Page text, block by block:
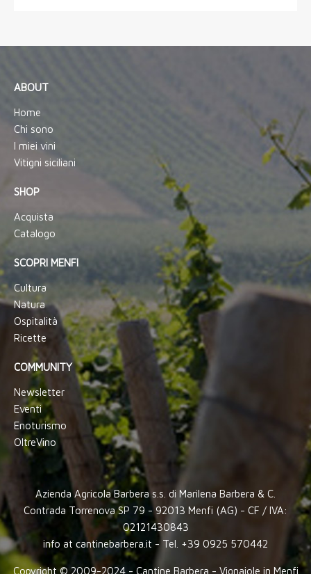
ABOUT
Home
Chi sono
I miei vini
Vitigni siciliani
SHOP
Acquista
Catalogo
SCOPRI MENFI
Cultura
Natura
Ospitalità
Ricette
COMMUNITY
Newsletter
Eventi
Enoturismo
OltreVino
Azienda Agricola Barbera s.s. di Marilena Barbera & C.
Contrada Torrenova SP 79 - 92013 Menfi (AG) - CF / IVA:
02121430843
info at cantinebarbera.it - Tel. +39 0925 570442
Copyright © 2009-2024 - Cantine Barbera - Vignaiole in Menfi